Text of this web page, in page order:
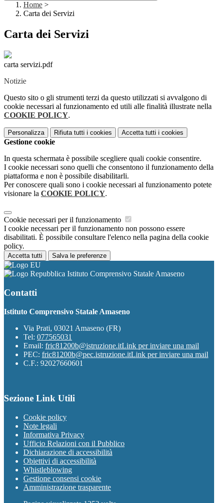
Home >
Carta dei Servizi
Carta dei Servizi
carta servizi.pdf
Notizie
Questo sito o gli strumenti terzi da questo utilizzati si avvalgono di
cookie necessari al funzionamento ed utili alle finalità illustrate nella
COOKIE POLICY.
Personalizza Rifiuta tutti i cookies Accetta tutti i cookies
Gestione cookie
In questa schermata è possibile scegliere quali cookie consentire.
I cookie necessari sono quelli che consentono il funzionamento della
piattaforma e non è possibile disabilitarli.
Per conoscere quali sono i cookie necessari al funzionamento potete
visionare la COOKIE POLICY.
Cookie necessari per il funzionamento
I cookie necessari per il funzionamento non possono essere
disabilitati. È possibile consultare l'elenco nella pagina della cookie
policy.
Accetta tutti Salva le preferenze
Istituto Comprensivo Statale Amaseno
Contatti
Istituto Comprensivo Statale Amaseno
Via Prati, 03021 Amaseno (FR)
Tel: 077565031
Email: fric81200b@istruzione.itLink per inviare una mail
PEC: fric81200b@pec.istruzione.itLink per inviare una mail
C.F.: 92027660601
Sezione Link Utili
Cookie policy
Note legali
Informativa Privacy
Ufficio Relazioni con il Pubblico
Dichiarazione di accessibilità
Obiettivi di accessibilità
Whistleblowing
Gestione consensi cookie
Amministrazione trasparente